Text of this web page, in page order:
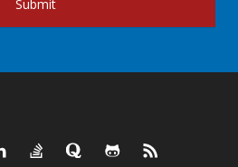
Submit